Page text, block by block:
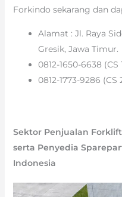
Forkindo sekarang dan
Alamat : Jl. Raya
Gresik, Jawa Timur.
0812-1650-6638
0812-1773-9286
Sektor Penjualan
serta Penyedia
Indonesia